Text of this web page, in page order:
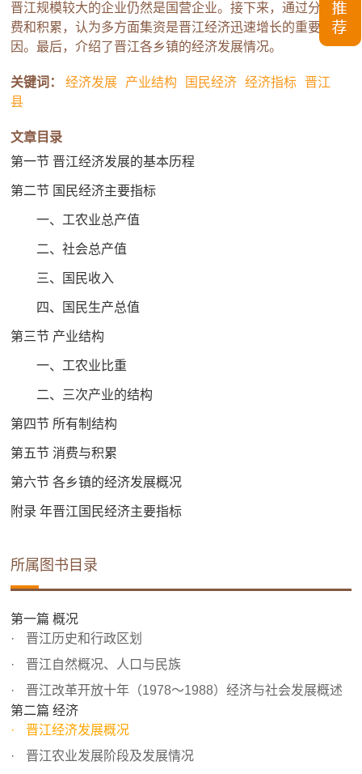
晋江规模较大的企业仍然是国营企业。接下来，通过分析消
费和积累，认为多方面集资是晋江经济迅速增长的重要原
因。最后，介绍了晋江各乡镇的经济发展情况。
关键词： 经济发展 产业结构 国民经济 经济指标
晋江
县
文章目录
第一节 晋江经济发展的基本历程
第二节 国民经济主要指标
一、工农业总产值
二、社会总产值
三、国民收入
四、国民生产总值
第三节 产业结构
一、工农业比重
二、三次产业的结构
第四节 所有制结构
第五节 消费与积累
第六节 各乡镇的经济发展概况
附录 年晋江国民经济主要指标
所属图书目录
第一篇 概况
晋江历史和行政区划
晋江自然概况、人口与民族
晋江改革开放十年（1978～1988）经济与社会发展概述
第二篇 经济
晋江经济发展概况
晋江农业发展阶段及发展情况